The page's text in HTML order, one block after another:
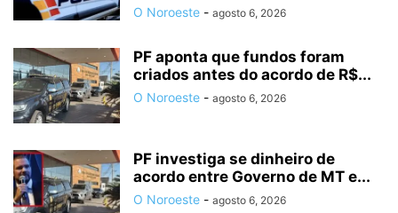
O Noroeste - agosto 6, 2026
PF aponta que fundos foram
criados antes do acordo de R$...
O Noroeste - agosto 6, 2026
PF investiga se dinheiro de
acordo entre Governo de MT e...
O Noroeste - agosto 6, 2026